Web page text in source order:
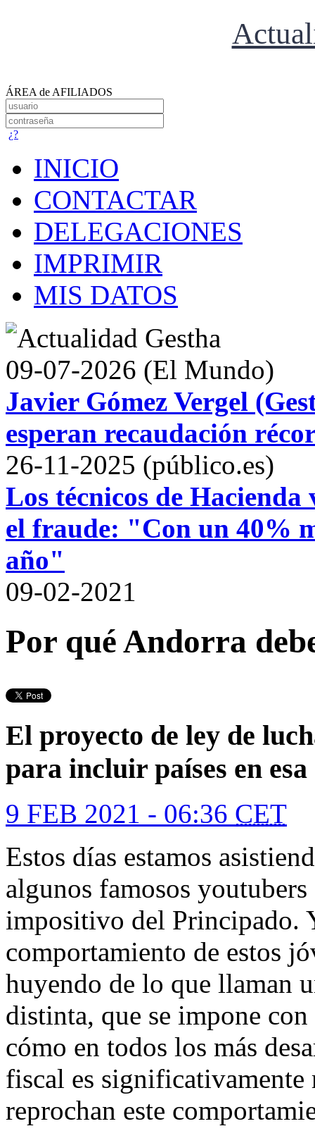
ÁREA de AFILIADOS
¿?
INICIO
CONTACTAR
DELEGACIONES
IMPRIMIR
MIS DATOS
09-07-2026 (El Mundo)
Javier Gómez Vergel
esperan recaudación
26-11-2025 (público.es)
Los técnicos de
el fraude: "Con un 40%
año"
09-02-2021
Por qué Andorra
El proyecto de ley de
para incluir países en
9 FEB 2021 - 06:36 CET
Estos días estamos
algunos famosos
impositivo del Principado.
comportamiento de estos
huyendo de lo que llaman
distinta, que se impone
cómo en todos los más
fiscal es significativamente
reprochan este